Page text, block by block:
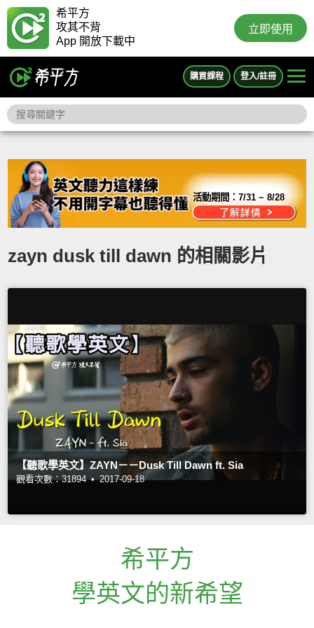
希平方
攻其不背
App 開放下載中
立即使用
購買課程 登入/註冊
活動期間：7/31 ~ 8/28
zayn dusk till dawn 的相關影片
【聽歌學英文】ZAYN－－Dusk Till Dawn ft. Sia
觀看次數：31894 • 2017-09-18
希平方
學英文的新希望